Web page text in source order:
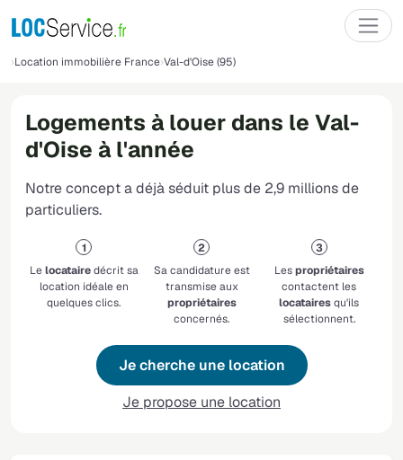
Location immobilière France Val-d'Oise (95)
Logements à louer dans le Val-
d'Oise à l'année
Notre concept a déjà séduit plus de 2,9 millions de
particuliers.
Lelocatairedécrit sa
location idéale en
quelques clics.
Sa candidature est
transmise aux
propriétaires
concernés.
Lespropriétaires
contactent les
locatairesqu'ils
sélectionnent.
Je cherche une location
Je propose une location